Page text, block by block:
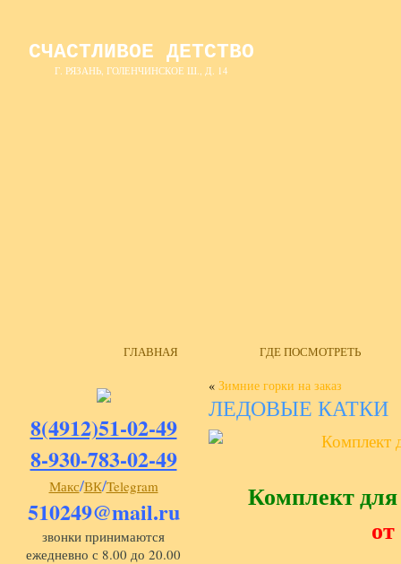
СЧАСТЛИВОЕ ДЕТСТВО
Г. РЯЗАНЬ, ГОЛЕНЧИНСКОЕ Ш., Д. 14
ГЛАВНАЯ ГДЕ ПОСМОТРЕТЬ
8(4912)51-02-49
8-930-783-02-49
Макс/ВК/Telegram
510249@mail.ru
звонки принимаются
ежедневно с 8.00 до 20.00
« Зимние горки на заказ
ЛЕДОВЫЕ КАТКИ
Комплект для